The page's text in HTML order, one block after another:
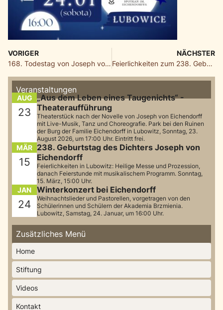
VORIGER
168. Todestag von Joseph von Eichendorff
NÄCHSTER
Feierlichkeiten zum 238. Geburtstag des Dichters Joseph von Eichendorff
Veranstaltungen
AUG
23
„Aus dem Leben eines Taugenichts“ -
Theateraufführung
Theaterstück nach der Novelle von Joseph von Eichendorff
mit Live-Musik, Tanz und Choreografie. Park bei den Ruinen
der Burg der Familie Eichendorff in Lubowitz, Sonntag, 23.
August 2026, um 17:00 Uhr. Eintritt frei.
MÄR
15
238. Geburtstag des Dichters Joseph von
Eichendorff
Feierlichkeiten in Lubowitz: Heilige Messe und Prozession,
danach Feierstunde mit musikalischem Programm. Sonntag,
15. März, 15:00 Uhr.
JAN
24
Winterkonzert bei Eichendorff
Weihnachtslieder und Pastorellen, vorgetragen von den
Schülerinnen und Schülern der Akademia Brzmienia.
Lubowitz, Samstag, 24. Januar, um 16:00 Uhr.
Zusätzliches Menü
Home
Stiftung
Videos
Kontakt